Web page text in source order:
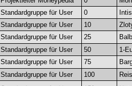
Standardgruppe für User
0
Standardgruppe für User
10
Standardgruppe für User
25
Standardgruppe für User
50
1-
Standardgruppe für User
75
Standardgruppe für User
100